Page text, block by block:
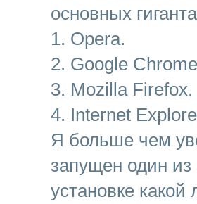
основных
1. Opera.
2. Google
3. Mozilla Firefox.
4. Internet
Я больше чем
запущен один
установке